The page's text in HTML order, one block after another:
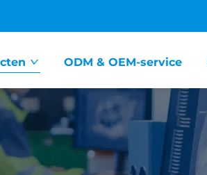
ODM & OEM-service